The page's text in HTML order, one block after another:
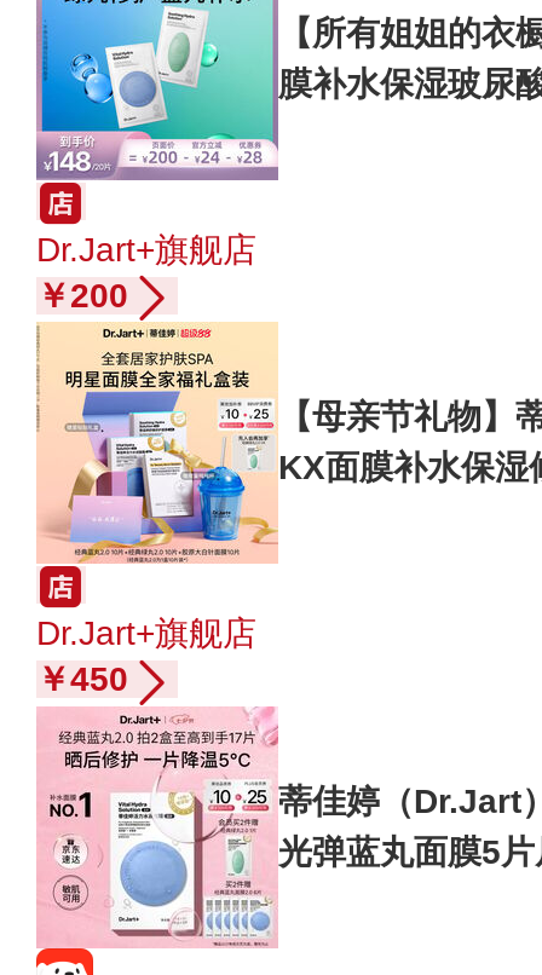
【所有姐姐的衣
膜补水保湿玻尿
Dr.Jart+旗舰店
￥200
【母亲节礼物】
KX面膜补水保湿
Dr.Jart+旗舰店
￥450
蒂佳婷（Dr.Jart
光弹蓝丸面膜5